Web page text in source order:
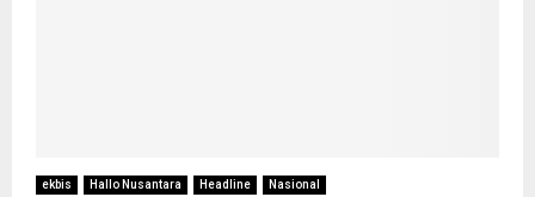
ekbis Hallo Nusantara Headline Nasional